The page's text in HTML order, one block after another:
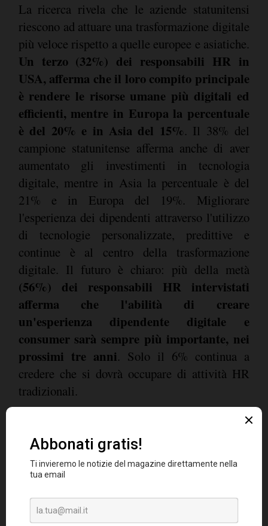
La ricerca rivela che le aziende statunitensi
riescono ad attuare una trasformazione digitale
più veloce rispetto a quelle europee e asiatiche.
Un terzo (32%) dei responsabili HR in
USA, afferma che il loro compito principale
è rendere le risorse umane più digitali ed
efficienti, mentre in Europa la percentuale
è del 20% e in Asia del 15%. Il 38% del
campione statunitense afferma anche di aver
aumentato gli investimenti in tecnologia
digitale, mentre in Asia la percentuale è del
21% e in Europa del 19%. Migliorare
l'esperienza dei dipendenti attraverso l'utilizzo
di tecnologie personalizzate, predittive e
continue è al centro della trasformazione
digitale. Il futuro è chiaro: più della metà
(56%) dei responsabili HR intervistati
afferma che l'abilità di creare
un'esperienza dipendente digitale e
consumer sarà sempre più importante, nei
prossimi tre anni. Solo il 6% continua a
credere che si dovrà occupare di attività HR
tradizionali.
I dati italiani
Per l'84% dei responsabili delle Risorse
Umane italiani il senior management